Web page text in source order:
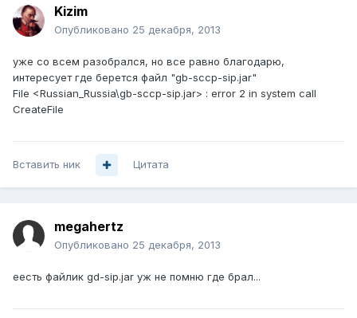
Kizim
Опубликовано 25 декабря, 2013
уже со всем разобрался, но все равно благодарю,
интересует где берется файл "gb-sccp-sip.jar"
File <Russian_Russia\gb-sccp-sip.jar> : error 2 in system call
CreateFile
Вставить ник Цитата
megahertz
Опубликовано 25 декабря, 2013
еесть файлик gd-sip.jar уж не помню где брал...